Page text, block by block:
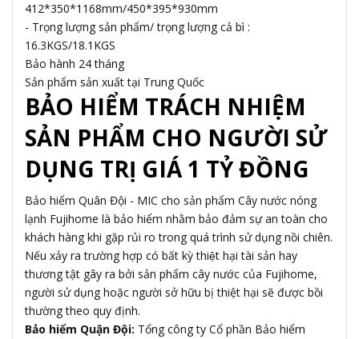
412*350*1168mm/450*395*930mm
- Trọng lượng sản phẩm/ trọng lượng cả bì :
16.3KGS/18.1KGS
Bảo hành 24 tháng
Sản phẩm sản xuất tại Trung Quốc
BẢO HIỂM TRÁCH NHIỆM
SẢN PHẨM CHO NGƯỜI SỬ
DỤNG TRỊ GIÁ 1 TỶ ĐỒNG
Bảo hiểm Quân Đội - MIC cho sản phẩm Cây nước nóng
lạnh Fujihome là bảo hiểm nhằm bảo đảm sự an toàn cho
khách hàng khi gặp rủi ro trong quá trình sử dụng nồi chiên.
Nếu xảy ra trường hợp có bất kỳ thiệt hại tài sản hay
thương tật gây ra bởi sản phẩm cây nước của Fujihome,
người sử dụng hoặc người sở hữu bị thiệt hại sẽ được bồi
thường theo quy định.
Bảo hiểm Quận Đội: Tổng công ty Cổ phần Bảo hiểm